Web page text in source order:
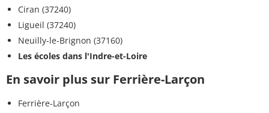
Ciran (37240)
Ligueil (37240)
Neuilly-le-Brignon (37160)
Les écoles dans l'Indre-et-Loire
En savoir plus sur Ferrière-Larçon
Ferrière-Larçon